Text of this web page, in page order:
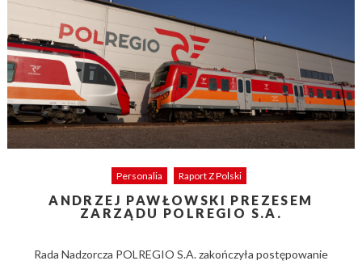
Personalia Raport Z Polski
ANDRZEJ PAWŁOWSKI PREZESEM
ZARZĄDU POLREGIO S.A.
Rada Nadzorcza POLREGIO S.A. zakończyła postępowanie